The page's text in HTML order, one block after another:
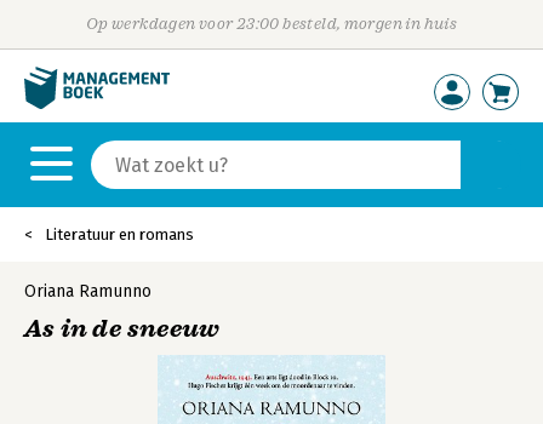
Op werkdagen voor 23:00 besteld, morgen in huis
Literatuur en romans
Oriana Ramunno
As in de sneeuw